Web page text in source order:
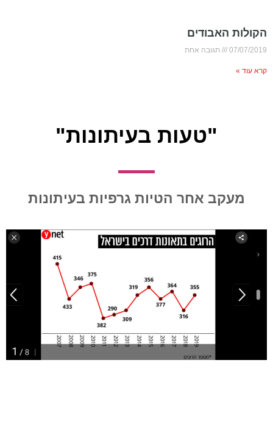
הקולות האבודים
07/07/2019 תגובה אחת
קרא עוד »
"טעות בעיתונות"
מעקב אחר הטיות גרפיות בעיתונות